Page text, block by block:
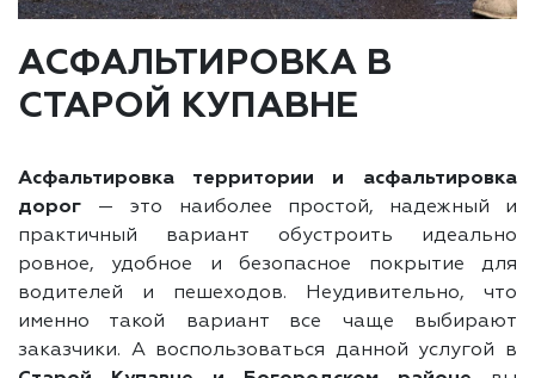
АСФАЛЬТИРОВКА В
СТАРОЙ КУПАВНЕ
Асфальтировка территории и асфальтировка
дорог — это наиболее простой, надежный и
практичный вариант обустроить идеально
ровное, удобное и безопасное покрытие для
водителей и пешеходов. Неудивительно, что
именно такой вариант все чаще выбирают
заказчики. А воспользоваться данной услугой в